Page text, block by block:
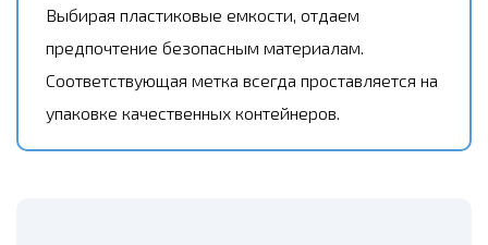
Выбирая пластиковые емкости, отдаем
предпочтение безопасным материалам.
Соответствующая метка всегда проставляется на
упаковке качественных контейнеров.